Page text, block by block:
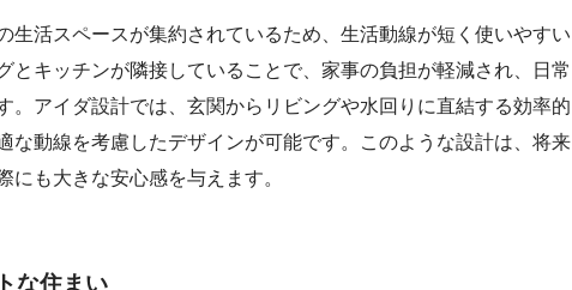
活スペースが集約されているため、生活動線が短く使いやすい
とキッチンが隣接していることで、家事の負担が軽減され、日常
。アイダ設計では、玄関からリビングや水回りに直結する効率的
な動線を考慮したデザインが可能です。このような設計は、将来
にも大きな安心感を与えます。
な住まい